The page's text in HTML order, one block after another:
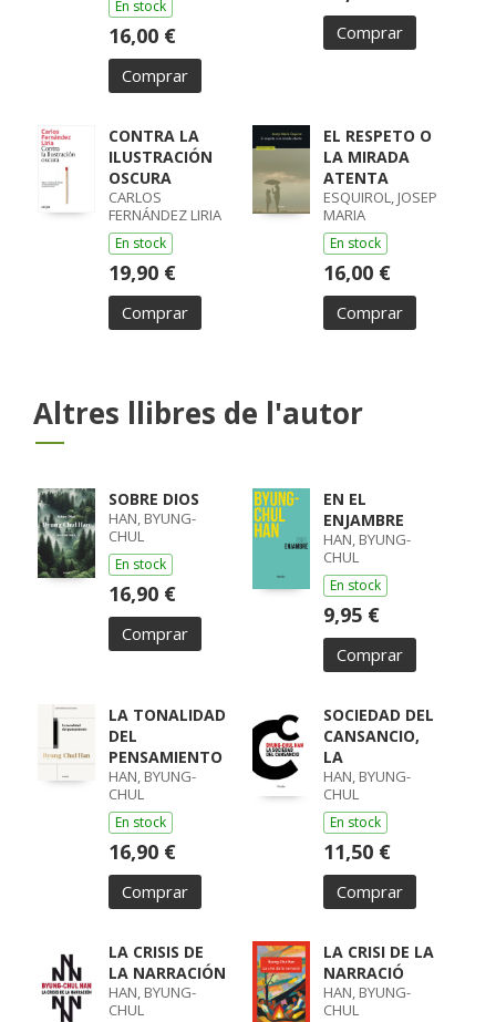
En stock
16,00 €
Comprar
Comprar
CONTRA LA
ILUSTRACIÓN
OSCURA
CARLOS
FERNÁNDEZ LIRIA
En stock
19,90 €
Comprar
EL RESPETO O
LA MIRADA
ATENTA
ESQUIROL, JOSEP
MARIA
En stock
16,00 €
Comprar
Altres llibres de l'autor
SOBRE DIOS
HAN, BYUNG-
CHUL
En stock
16,90 €
Comprar
EN EL
ENJAMBRE
HAN, BYUNG-
CHUL
En stock
9,95 €
Comprar
LA TONALIDAD
DEL
PENSAMIENTO
HAN, BYUNG-
CHUL
En stock
16,90 €
Comprar
SOCIEDAD DEL
CANSANCIO,
LA
HAN, BYUNG-
CHUL
En stock
11,50 €
Comprar
LA CRISIS DE
LA NARRACIÓN
HAN, BYUNG-
CHUL
LA CRISI DE LA
NARRACIÓ
HAN, BYUNG-
CHUL